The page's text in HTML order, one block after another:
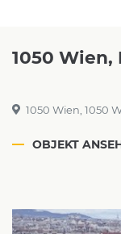
1050 Wien,
1050 Wien, 1050
OBJEKT